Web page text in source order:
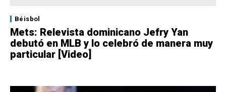
Béisbol
Mets: Relevista dominicano Jefry Yan
debutó en MLB y lo celebró de manera muy
particular [Video]